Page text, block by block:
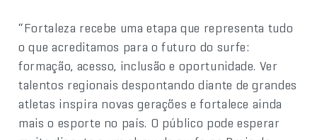
“Fortaleza recebe uma etapa que representa tudo
o que acreditamos para o futuro do surfe:
formação, acesso, inclusão e oportunidade. Ver
talentos regionais despontando diante de grandes
atletas inspira novas gerações e fortalece ainda
mais o esporte no país. O público pode esperar